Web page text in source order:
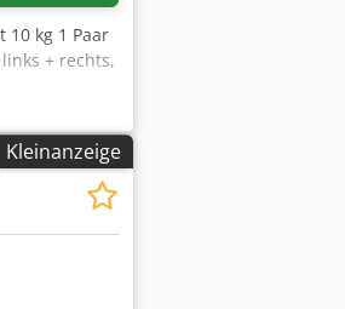
10 kg 1 Paar
+ rechts,
Kleinanzeige